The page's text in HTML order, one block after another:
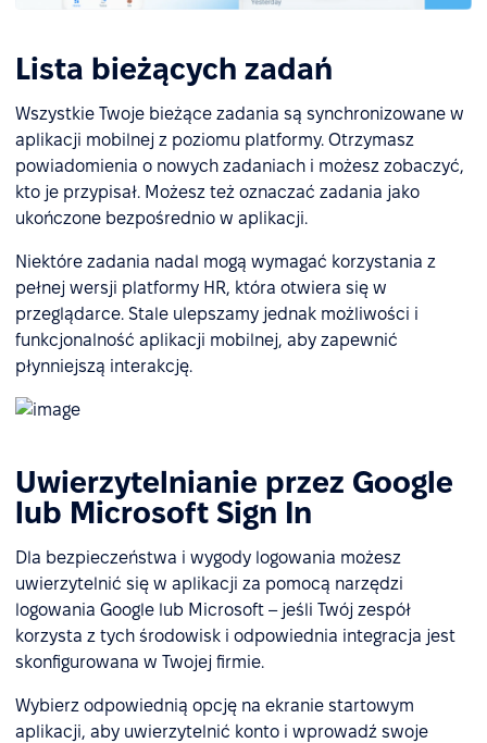
Lista bieżących zadań
Wszystkie Twoje bieżące zadania są synchronizowane w
aplikacji mobilnej z poziomu platformy. Otrzymasz
powiadomienia o nowych zadaniach i możesz zobaczyć,
kto je przypisał. Możesz też oznaczać zadania jako
ukończone bezpośrednio w aplikacji.
Niektóre zadania nadal mogą wymagać korzystania z
pełnej wersji platformy HR, która otwiera się w
przeglądarce. Stale ulepszamy jednak możliwości i
funkcjonalność aplikacji mobilnej, aby zapewnić
płynniejszą interakcję.
Uwierzytelnianie przez Google
lub Microsoft Sign In
Dla bezpieczeństwa i wygody logowania możesz
uwierzytelnić się w aplikacji za pomocą narzędzi
logowania Google lub Microsoft – jeśli Twój zespół
korzysta z tych środowisk i odpowiednia integracja jest
skonfigurowana w Twojej firmie.
Wybierz odpowiednią opcję na ekranie startowym
aplikacji, aby uwierzytelnić konto i wprowadź swoje